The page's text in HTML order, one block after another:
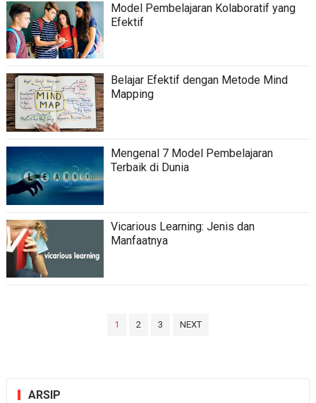
Model Pembelajaran Kolaboratif yang
Efektif
Belajar Efektif dengan Metode Mind
Mapping
Mengenal 7 Model Pembelajaran
Terbaik di Dunia
Vicarious Learning: Jenis dan
Manfaatnya
1 2 3 NEXT
ARSIP